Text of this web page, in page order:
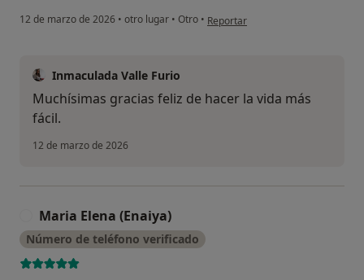
12 de marzo de 2026 • otro lugar • Otro • en opinión del usuario MJose
Reportar
Inmaculada Valle Furio
Muchísimas gracias feliz de hacer la vida más
fácil.
12 de marzo de 2026
Maria Elena (Enaiya)
Número de teléfono verificado